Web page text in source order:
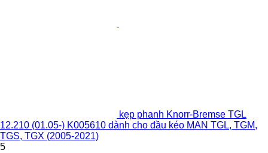
kẹp phanh Knorr-Bremse TGL
12.210 (01.05-) K005610 dành cho đầu kéo MAN TGL, TGM,
TGS, TGX (2005-2021)
5